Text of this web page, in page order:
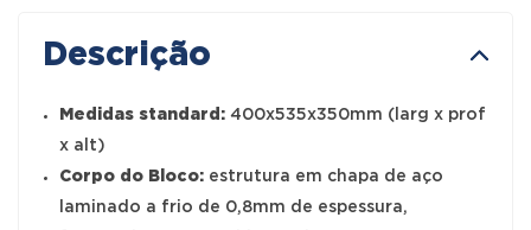
Descrição
Medidas standard: 400x535x350mm (larg x prof
x alt)
Corpo do Bloco: estrutura em chapa de aço
laminado a frio de 0,8mm de espessura,